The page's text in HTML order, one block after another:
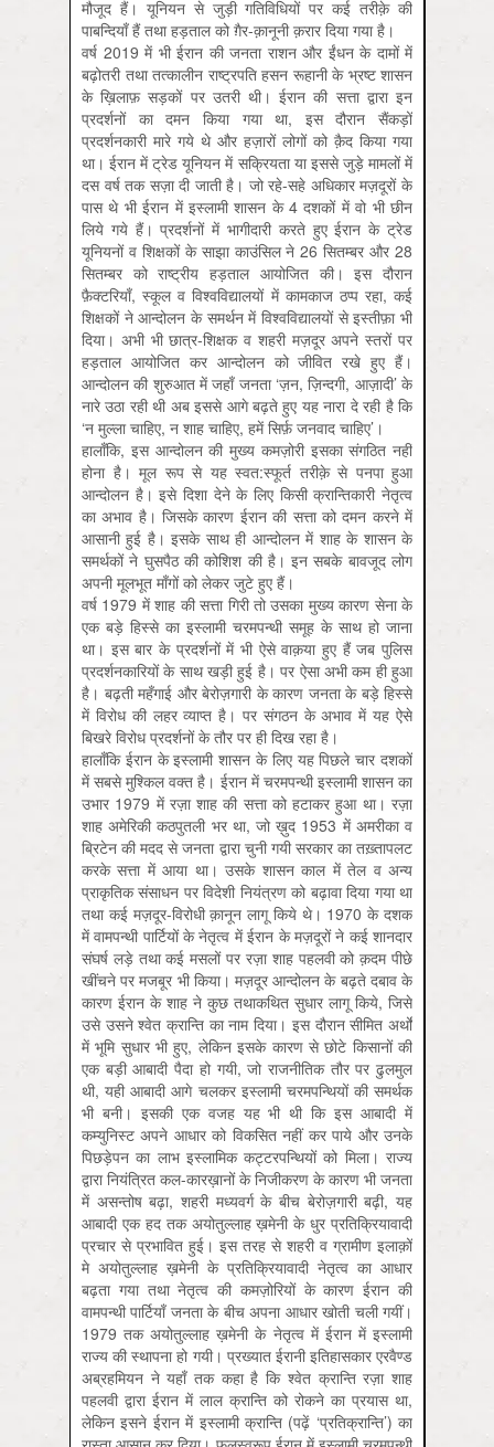
मौजूद हैं। यूनियन से जुड़ी गतिविधियों पर कई तरीक़े की
पाबन्दियाँ हैं तथा हड़ताल को ग़ैर-क़ानूनी क़रार दिया गया है।
वर्ष 2019 में भी ईरान की जनता राशन और ईंधन के दामों में
बढ़ोतरी तथा तत्कालीन राष्ट्रपति हसन रूहानी के भ्रष्ट शासन
के ख़िलाफ़ सड़कों पर उतरी थी। ईरान की सत्ता द्वारा इन
प्रदर्शनों का दमन किया गया था, इस दौरान सैंकड़ों
प्रदर्शनकारी मारे गये थे और हज़ारों लोगों को क़ैद किया गया
था। ईरान में ट्रेड यूनियन में सक्रियता या इससे जुड़े मामलों में
दस वर्ष तक सज़ा दी जाती है। जो रहे-सहे अधिकार मज़दूरों के
पास थे भी ईरान में इस्लामी शासन के 4 दशकों में वो भी छीन
लिये गये हैं। प्रदर्शनों में भागीदारी करते हुए ईरान के ट्रेड
यूनियनों व शिक्षकों के साझा काउंसिल ने 26 सितम्बर और 28
सितम्बर को राष्ट्रीय हड़ताल आयोजित की। इस दौरान
फ़ैक्टरियाँ, स्कूल व विश्वविद्यालयों में कामकाज ठप्प रहा, कई
शिक्षकों ने आन्दोलन के समर्थन में विश्वविद्यालयों से इस्तीफ़ा भी
दिया। अभी भी छात्र-शिक्षक व शहरी मज़दूर अपने स्तरों पर
हड़ताल आयोजित कर आन्दोलन को जीवित रखे हुए हैं।
आन्दोलन की शुरुआत में जहाँ जनता ‘ज़न, ज़िन्दगी, आज़ादी’ के
नारे उठा रही थी अब इससे आगे बढ़ते हुए यह नारा दे रही है कि
‘न मुल्ला चाहिए, न शाह चाहिए, हमें सिर्फ़ जनवाद चाहिए’।
हालाँकि, इस आन्दोलन की मुख्य कमज़ोरी इसका संगठित नहीं
होना है। मूल रूप से यह स्वत:स्फूर्त तरीक़े से पनपा हुआ
आन्दोलन है। इसे दिशा देने के लिए किसी क्रान्तिकारी नेतृत्व
का अभाव है। जिसके कारण ईरान की सत्ता को दमन करने में
आसानी हुई है। इसके साथ ही आन्दोलन में शाह के शासन के
समर्थकों ने घुसपैठ की कोशिश की है। इन सबके बावजूद लोग
अपनी मूलभूत माँगों को लेकर जुटे हुए हैं।
वर्ष 1979 में शाह की सत्ता गिरी तो उसका मुख्य कारण सेना के
एक बड़े हिस्से का इस्लामी चरमपन्थी समूह के साथ हो जाना
था। इस बार के प्रदर्शनों में भी ऐसे वाक़या हुए हैं जब पुलिस
प्रदर्शनकारियों के साथ खड़ी हुई है। पर ऐसा अभी कम ही हुआ
है। बढ़ती महँगाई और बेरोज़गारी के कारण जनता के बड़े हिस्से
में विरोध की लहर व्याप्त है। पर संगठन के अभाव में यह ऐसे
बिखरे विरोध प्रदर्शनों के तौर पर ही दिख रहा है।
हालाँकि ईरान के इस्लामी शासन के लिए यह पिछले चार दशकों
में सबसे मुश्किल वक्त है। ईरान में चरमपन्थी इस्लामी शासन का
उभार 1979 में रज़ा शाह की सत्ता को हटाकर हुआ था। रज़ा
शाह अमेरिकी कठपुतली भर था, जो ख़ुद 1953 में अमरीका व
ब्रिटेन की मदद से जनता द्वारा चुनी गयी सरकार का तख़्तापलट
करके सत्ता में आया था। उसके शासन काल में तेल व अन्य
प्राकृतिक संसाधन पर विदेशी नियंत्रण को बढ़ावा दिया गया था
तथा कई मज़दूर-विरोधी क़ानून लागू किये थे। 1970 के दशक
में वामपन्थी पार्टियों के नेतृत्व में ईरान के मज़दूरों ने कई शानदार
संघर्ष लड़े तथा कई मसलों पर रज़ा शाह पहलवी को क़दम पीछे
खींचने पर मजबूर भी किया। मज़दूर आन्दोलन के बढ़ते दबाव के
कारण ईरान के शाह ने कुछ तथाकथित सुधार लागू किये, जिसे
उसे उसने श्वेत क्रान्ति का नाम दिया। इस दौरान सीमित अर्थों
में भूमि सुधार भी हुए, लेकिन इसके कारण से छोटे किसानों की
एक बड़ी आबादी पैदा हो गयी, जो राजनीतिक तौर पर ढुलमुल
थी, यही आबादी आगे चलकर इस्लामी चरमपन्थियों की समर्थक
भी बनी। इसकी एक वजह यह भी थी कि इस आबादी में
कम्युनिस्ट अपने आधार को विकसित नहीं कर पाये और उनके
पिछड़ेपन का लाभ इस्लामिक कट्टरपन्थियों को मिला। राज्य
द्वारा नियंत्रित कल-कारख़ानों के निजीकरण के कारण भी जनता
में असन्तोष बढ़ा, शहरी मध्यवर्ग के बीच बेरोज़गारी बढ़ी, यह
आबादी एक हद तक अयोतुल्लाह ख़मेनी के धुर प्रतिक्रियावादी
प्रचार से प्रभावित हुई। इस तरह से शहरी व ग्रामीण इलाक़ों
मे अयोतुल्लाह ख़मेनी के प्रतिक्रियावादी नेतृत्व का आधार
बढ़ता गया तथा नेतृत्व की कमज़ोरियों के कारण ईरान की
वामपन्थी पार्टियाँ जनता के बीच अपना आधार खोती चली गयीं।
1979 तक अयोतुल्लाह ख़मेनी के नेतृत्व में ईरान में इस्लामी
राज्य की स्थापना हो गयी। प्रख्यात ईरानी इतिहासकार एरवैण्ड
अब्रहमियन ने यहाँ तक कहा है कि श्वेत क्रान्ति रज़ा शाह
पहलवी द्वारा ईरान में लाल क्रान्ति को रोकने का प्रयास था,
लेकिन इसने ईरान में इस्लामी क्रान्ति (पढ़ें ‘प्रतिक्रान्ति’) का